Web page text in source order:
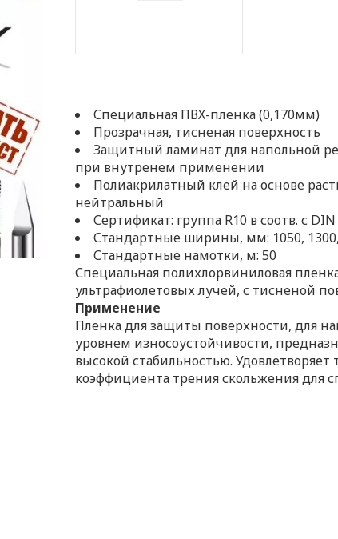
Специальная ПВХ-пленка (0,170мм)
Прозрачная, тисненая поверхность
Защитный ламинат для напольной
при внутренем применении
Полиакрилатный клей на основе
нейтральный
Сертификат: группа R10 в соотв. с DIN
Стандартные ширины, мм: 1050,
Стандартные намотки, м: 50
Специальная полихлорвиниловая
ультрафиолетовых лучей, с тисненой
Применение
Пленка для защиты поверхности, для
уровнем износоустойчивости,
высокой стабильностью.
коэффициента трения скольжения для